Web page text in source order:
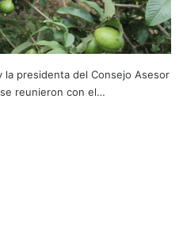
la presidenta del Consejo Asesor
reunieron con el…